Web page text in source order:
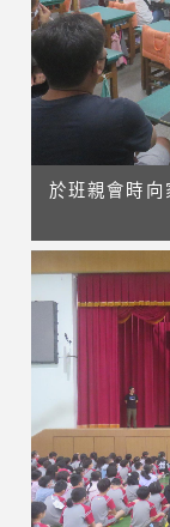
於班親會時向